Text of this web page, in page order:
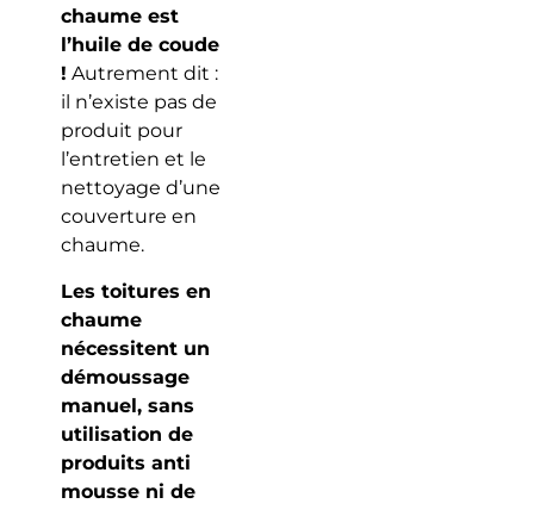
chaume est
l’huile de coude
! Autrement dit :
il n’existe pas de
produit pour
l’entretien et le
nettoyage d’une
couverture en
chaume.
Les toitures en
chaume
nécessitent un
démoussage
manuel, sans
utilisation de
produits anti
mousse ni de